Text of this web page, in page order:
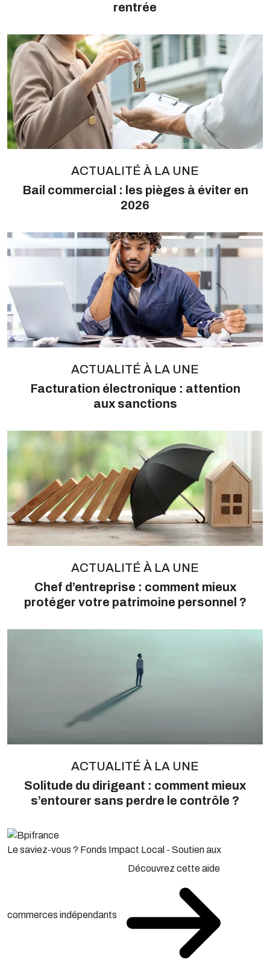
rentrée
ACTUALITÉ À LA UNE
Bail commercial : les pièges à éviter en
2026
ACTUALITÉ À LA UNE
Facturation électronique : attention
aux sanctions
ACTUALITÉ À LA UNE
Chef d’entreprise : comment mieux
protéger votre patrimoine personnel ?
ACTUALITÉ À LA UNE
Solitude du dirigeant : comment mieux
s’entourer sans perdre le contrôle ?
Le saviez-vous ? Fonds Impact Local - Soutien aux
commerces indépendants
Découvrez cette aide